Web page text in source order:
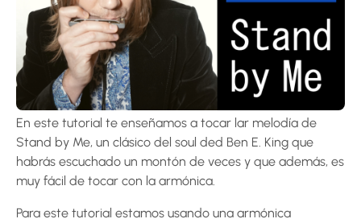
En este tutorial te enseñamos a tocar lar melodía de
Stand by Me, un clásico del soul ded Ben E. King que
habrás escuchado un montón de veces y que además, es
muy fácil de tocar con la armónica.
Para este tutorial estamos usando una armónica